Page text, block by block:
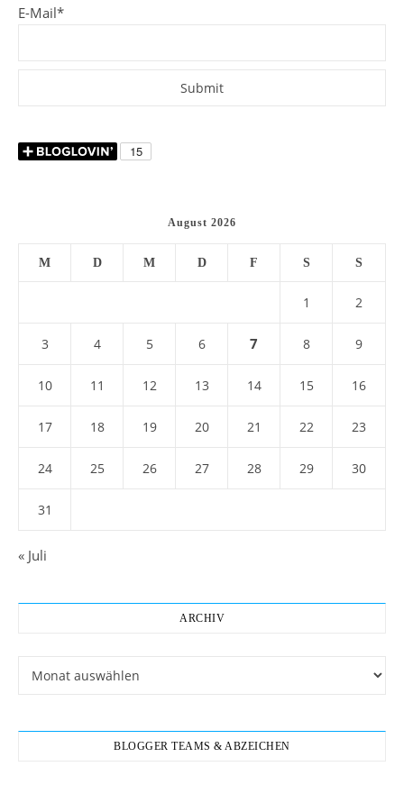
E-Mail*
August 2026
M D M D F S S
1 2
3 4 5 6 7 8 9
10 11 12 13 14 15 16
17 18 19 20 21 22 23
24 25 26 27 28 29 30
31
« Juli
ARCHIV
BLOGGER TEAMS & ABZEICHEN